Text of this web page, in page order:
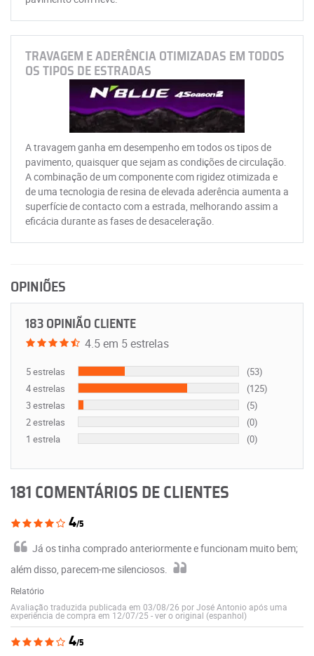
TRAVAGEM E ADERÊNCIA OTIMIZADAS EM TODOS
OS TIPOS DE ESTRADAS
A travagem ganha em desempenho em todos os tipos de
pavimento, quaisquer que sejam as condições de circulação.
A combinação de um componente com rigidez otimizada e
de uma tecnologia de resina de elevada aderência aumenta a
superfície de contacto com a estrada, melhorando assim a
eficácia durante as fases de desaceleração.
OPINIÕES
183 OPINIÃO CLIENTE
4.5 em 5 estrelas
5 estrelas
(53)
4 estrelas
(125)
3 estrelas
(5)
2 estrelas
(0)
1 estrela
(0)
181 COMENTÁRIOS DE CLIENTES
4/5
Já os tinha comprado anteriormente e funcionam muito bem;
além disso, parecem-me silenciosos.
Relatório
Avaliação traduzida publicada em 03/08/26 por José Antonio após uma
experiência de compra em 12/07/25 -ver o original (espanhol)
4/5